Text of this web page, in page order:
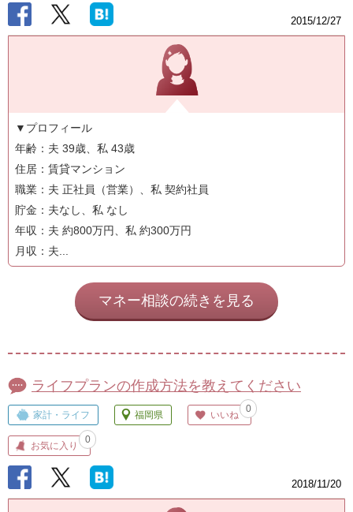
2015/12/27
▼プロフィール
年齢：夫 39歳、私 43歳
住居：賃貸マンション
職業：夫 正社員（営業）、私 契約社員
貯金：夫なし、私 なし
年収：夫 約800万円、私 約300万円
月収：夫...
マネー相談の続きを見る
ライフプランの作成方法を教えてください
家計・ライフ 福岡県 いいね
0
お気に入り
0
2018/11/20